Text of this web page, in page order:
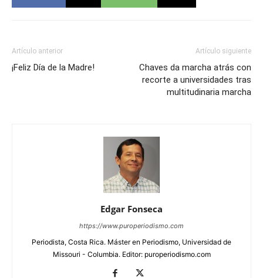
Artículo anterior
¡Feliz Día de la Madre!
Artículo siguiente
Chaves da marcha atrás con
recorte a universidades tras
multitudinaria marcha
Edgar Fonseca
https://www.puroperiodismo.com
Periodista, Costa Rica. Máster en Periodismo, Universidad de
Missouri - Columbia. Editor: puroperiodismo.com